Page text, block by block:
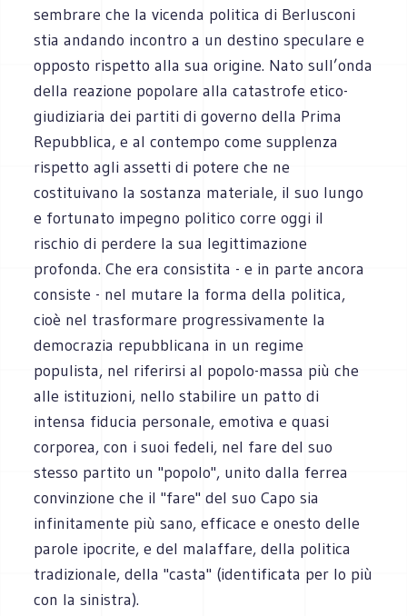
sembrare che la vicenda politica di Berlusconi
stia andando incontro a un destino speculare e
opposto rispetto alla sua origine. Nato sull’onda
della reazione popolare alla catastrofe etico-
giudiziaria dei partiti di governo della Prima
Repubblica, e al contempo come supplenza
rispetto agli assetti di potere che ne
costituivano la sostanza materiale, il suo lungo
e fortunato impegno politico corre oggi il
rischio di perdere la sua legittimazione
profonda. Che era consistita - e in parte ancora
consiste - nel mutare la forma della politica,
cioè nel trasformare progressivamente la
democrazia repubblicana in un regime
populista, nel riferirsi al popolo-massa più che
alle istituzioni, nello stabilire un patto di
intensa fiducia personale, emotiva e quasi
corporea, con i suoi fedeli, nel fare del suo
stesso partito un "popolo", unito dalla ferrea
convinzione che il "fare" del suo Capo sia
infinitamente più sano, efficace e onesto delle
parole ipocrite, e del malaffare, della politica
tradizionale, della "casta" (identificata per lo più
con la sinistra).